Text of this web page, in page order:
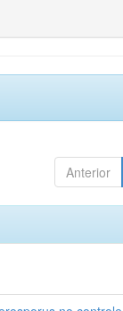
Anterior